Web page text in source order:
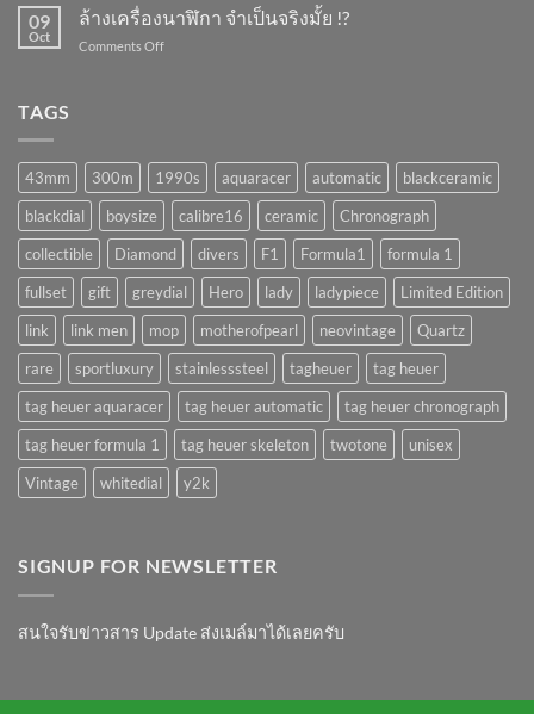
!?เครื่อง
พัง
ถ้า
09
Oct
ล้างเครื่องนาฬิกา จำเป็นจริงมั้ย !?
Comments Offon
มั้ย
!?
TAGS
43mm 300m 1990s aquaracer automatic
blackceramic
blackdial
boysize calibre16 ceramic
Chronograph
collectible
Diamond divers F1 Formula1
formula 1
fullset
gift greydial Hero lady ladypiece
Limited Edition
link
link men mop motherofpearl neovintage
Quartz
rare
sportluxury stainlesssteel tagheuer
tag heuer
tag heuer aquaracer
tag heuer automatic
tag heuer chronograph
tag heuer formula 1
tag heuer skeleton twotone
unisex
Vintage
whitedial y2k
SIGNUP FOR NEWSLETTER
สนใจรับข่าวสาร Update ส่งเมล์มาได้เลยครับ